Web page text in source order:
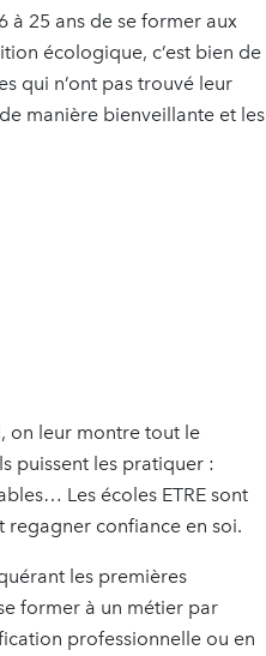
à 25 ans de se former aux
écologique, c’est bien de
qui n’ont pas trouvé leur
manière bienveillante et les
on leur montre tout le
puissent les pratiquer :
Les écoles ETRE sont
regagner confiance en soi.
les premières
former à un métier par
professionnelle ou en